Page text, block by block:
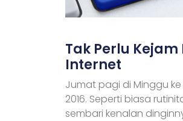
Tak Perlu
Internet
Jumat pagi di Minggu
2016. Seperti biasa
sembari kenalan